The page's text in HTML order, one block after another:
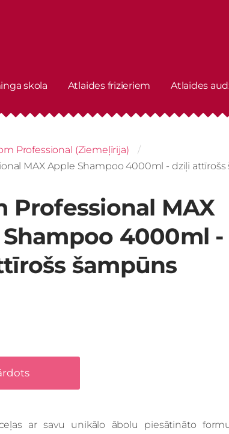
skola Atlaides frizieriem Atlaides
Professional (Ziemeļīrija)
MAX Apple Shampoo 4000ml - dziļi
Professional MAX
4000ml -
šampūns
ar savu unikālo ābolu piesātināto